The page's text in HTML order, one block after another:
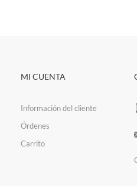
MI CUENTA
Información del cliente
Órdenes
Carrito